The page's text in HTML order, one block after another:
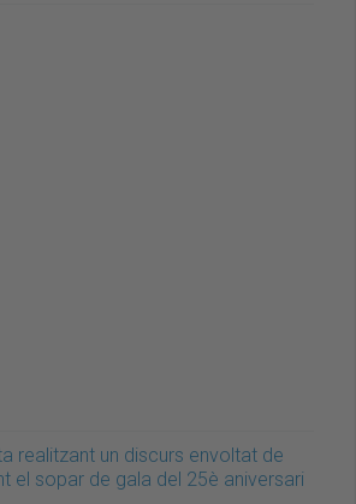
realitzant un discurs envoltat de
el sopar de gala del 25è aniversari